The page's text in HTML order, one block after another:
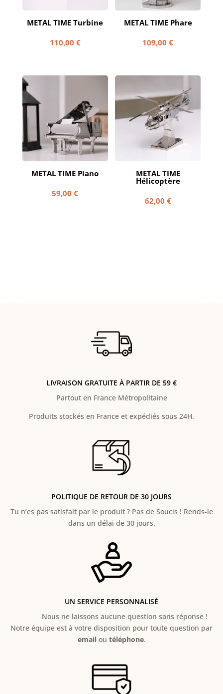
METAL TIME Turbine
110,00 €
METAL TIME Phare
109,00€
METAL TIME Piano
59,00€
METAL TIME
Hélicoptère
62,00 €
LIVRAISON GRATUITE À PARTIR DE 59 €
Partout en France Métropolitaine
Produits stockés en France et expédiés sous 24H.
POLITIQUE DE RETOUR DE 30 JOURS
Tu n’es pas satisfait par le produit ? Pas de Soucis ! Rends-le
dans un délai de 30 jours.
UN SERVICE PERSONNALISÉ
Nous ne laissons aucune question sans réponse !
Notre équipe est à votre disposition pour toute question par
emailou téléphone.